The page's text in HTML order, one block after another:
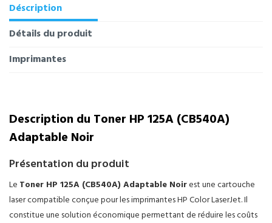
Déscription
Détails du produit
Imprimantes
Description du Toner HP 125A (CB540A)
Adaptable Noir
Présentation du produit
Le Toner HP 125A (CB540A) Adaptable Noirest une cartouche
laser compatible conçue pour les imprimantes HP Color LaserJet. Il
constitue une solution économique permettant de réduire les coûts